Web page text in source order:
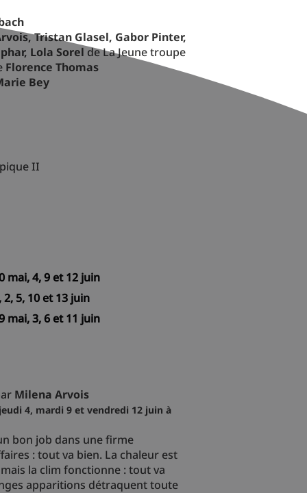
Tristan Glasel, Gabor Pinter,
Lola Sorel de La Jeune troupe
Florence Thomas
Bey
II
mai, 4, 9 et 12 juin
5, 10 et 13 juin
mai, 3, 6 et 11 juin
Milena Arvois
4, mardi 9 et vendredi 12 juin à
bon job dans une firme
: tout va bien. La chaleur est
la clim fonctionne : tout va
apparitions détraquent toute